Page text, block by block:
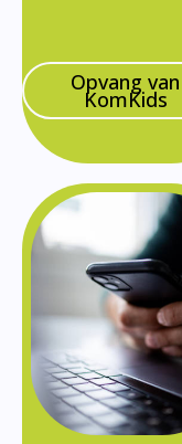
Opvang van
KomKids